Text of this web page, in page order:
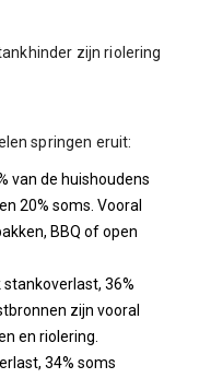
zijn riolering
springen eruit:
van de huishoudens
20% soms. Vooral
BBQ of open
36%
zijn vooral
en riolering.
34% soms